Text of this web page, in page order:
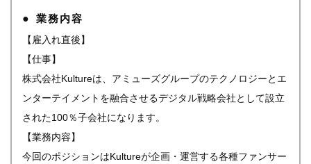
業務内容
【雇入れ直後】
【仕事】
株式会社Kultureは、アミューズグループのテクノロジーとエ
ンターテイメントを融合させるデジタル戦略会社として設立
された100％子会社になります。
【業務内容】
今回のポジションはKultureが企画・運営する各種ファンサー